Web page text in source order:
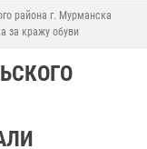
района г. Мурманска
за кражу обуви